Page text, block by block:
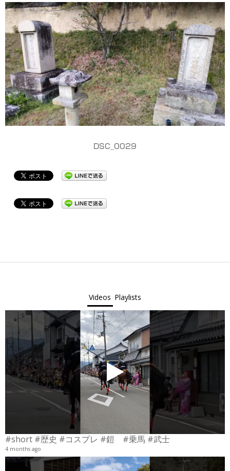
DSC_0029
Videos Playlists
#short #歴史 #コスプレ #鎧 #乗馬 #武士
4 months ago